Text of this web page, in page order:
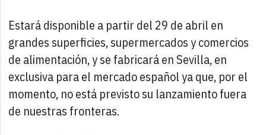
Estará disponible a partir del 29 de abril en
grandes superficies, supermercados y comercios
de alimentación, y se fabricará en Sevilla, en
exclusiva para el mercado español ya que, por el
momento, no está previsto su lanzamiento fuera
de nuestras fronteras.